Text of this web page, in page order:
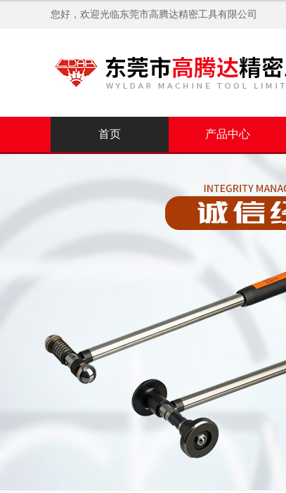
您好，欢迎光临东莞市高腾达精密工具有限公司
首页 产品中心